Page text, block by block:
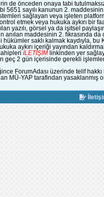
de önceden onaya tabi
sayılı kanunun 2. maddesinin
sağlayan veya işleten
etmek veya hukuka aykırı bir
yazılı, görsel ya da işitsel
maddesinin 2. fıkrasında
hükümler saklı kalmak kaydıyla,
aykırı içeriği yayından
İLETİŞİMlinkinden yer
geç 2 gün içerisinde gerekli
ForumAdası üzerinde telif
MÜ-YAP tarafindan yasaklanmış